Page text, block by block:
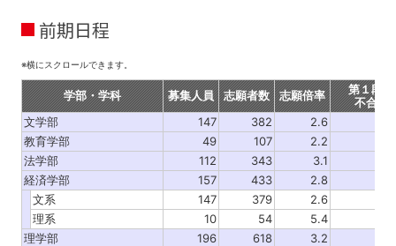
前期日程
※横にスクロールできます。
学部・学科 募集人員 志願者数 志願倍率
第１段
不合格
文学部
147 382
2.6
教育学部
49 107
2.2
法学部
112 343
3.1
経済学部
157 433
2.8
文系
147 379
2.6
理系
10 54
5.4
理学部
196 618
3.2